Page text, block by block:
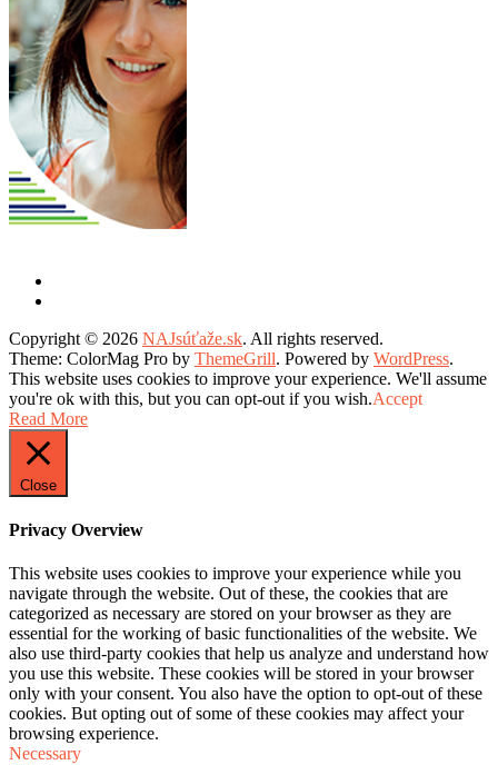
Copyright © 2026 NAJsúťaže.sk. All rights reserved.
Theme: ColorMag Pro by ThemeGrill. Powered by WordPress.
This website uses cookies to improve your experience. We'll assume
you're ok with this, but you can opt-out if you wish.Accept
Read More
Close
Privacy Overview
This website uses cookies to improve your experience while you
navigate through the website. Out of these, the cookies that are
categorized as necessary are stored on your browser as they are
essential for the working of basic functionalities of the website. We
also use third-party cookies that help us analyze and understand how
you use this website. These cookies will be stored in your browser
only with your consent. You also have the option to opt-out of these
cookies. But opting out of some of these cookies may affect your
browsing experience.
Necessary